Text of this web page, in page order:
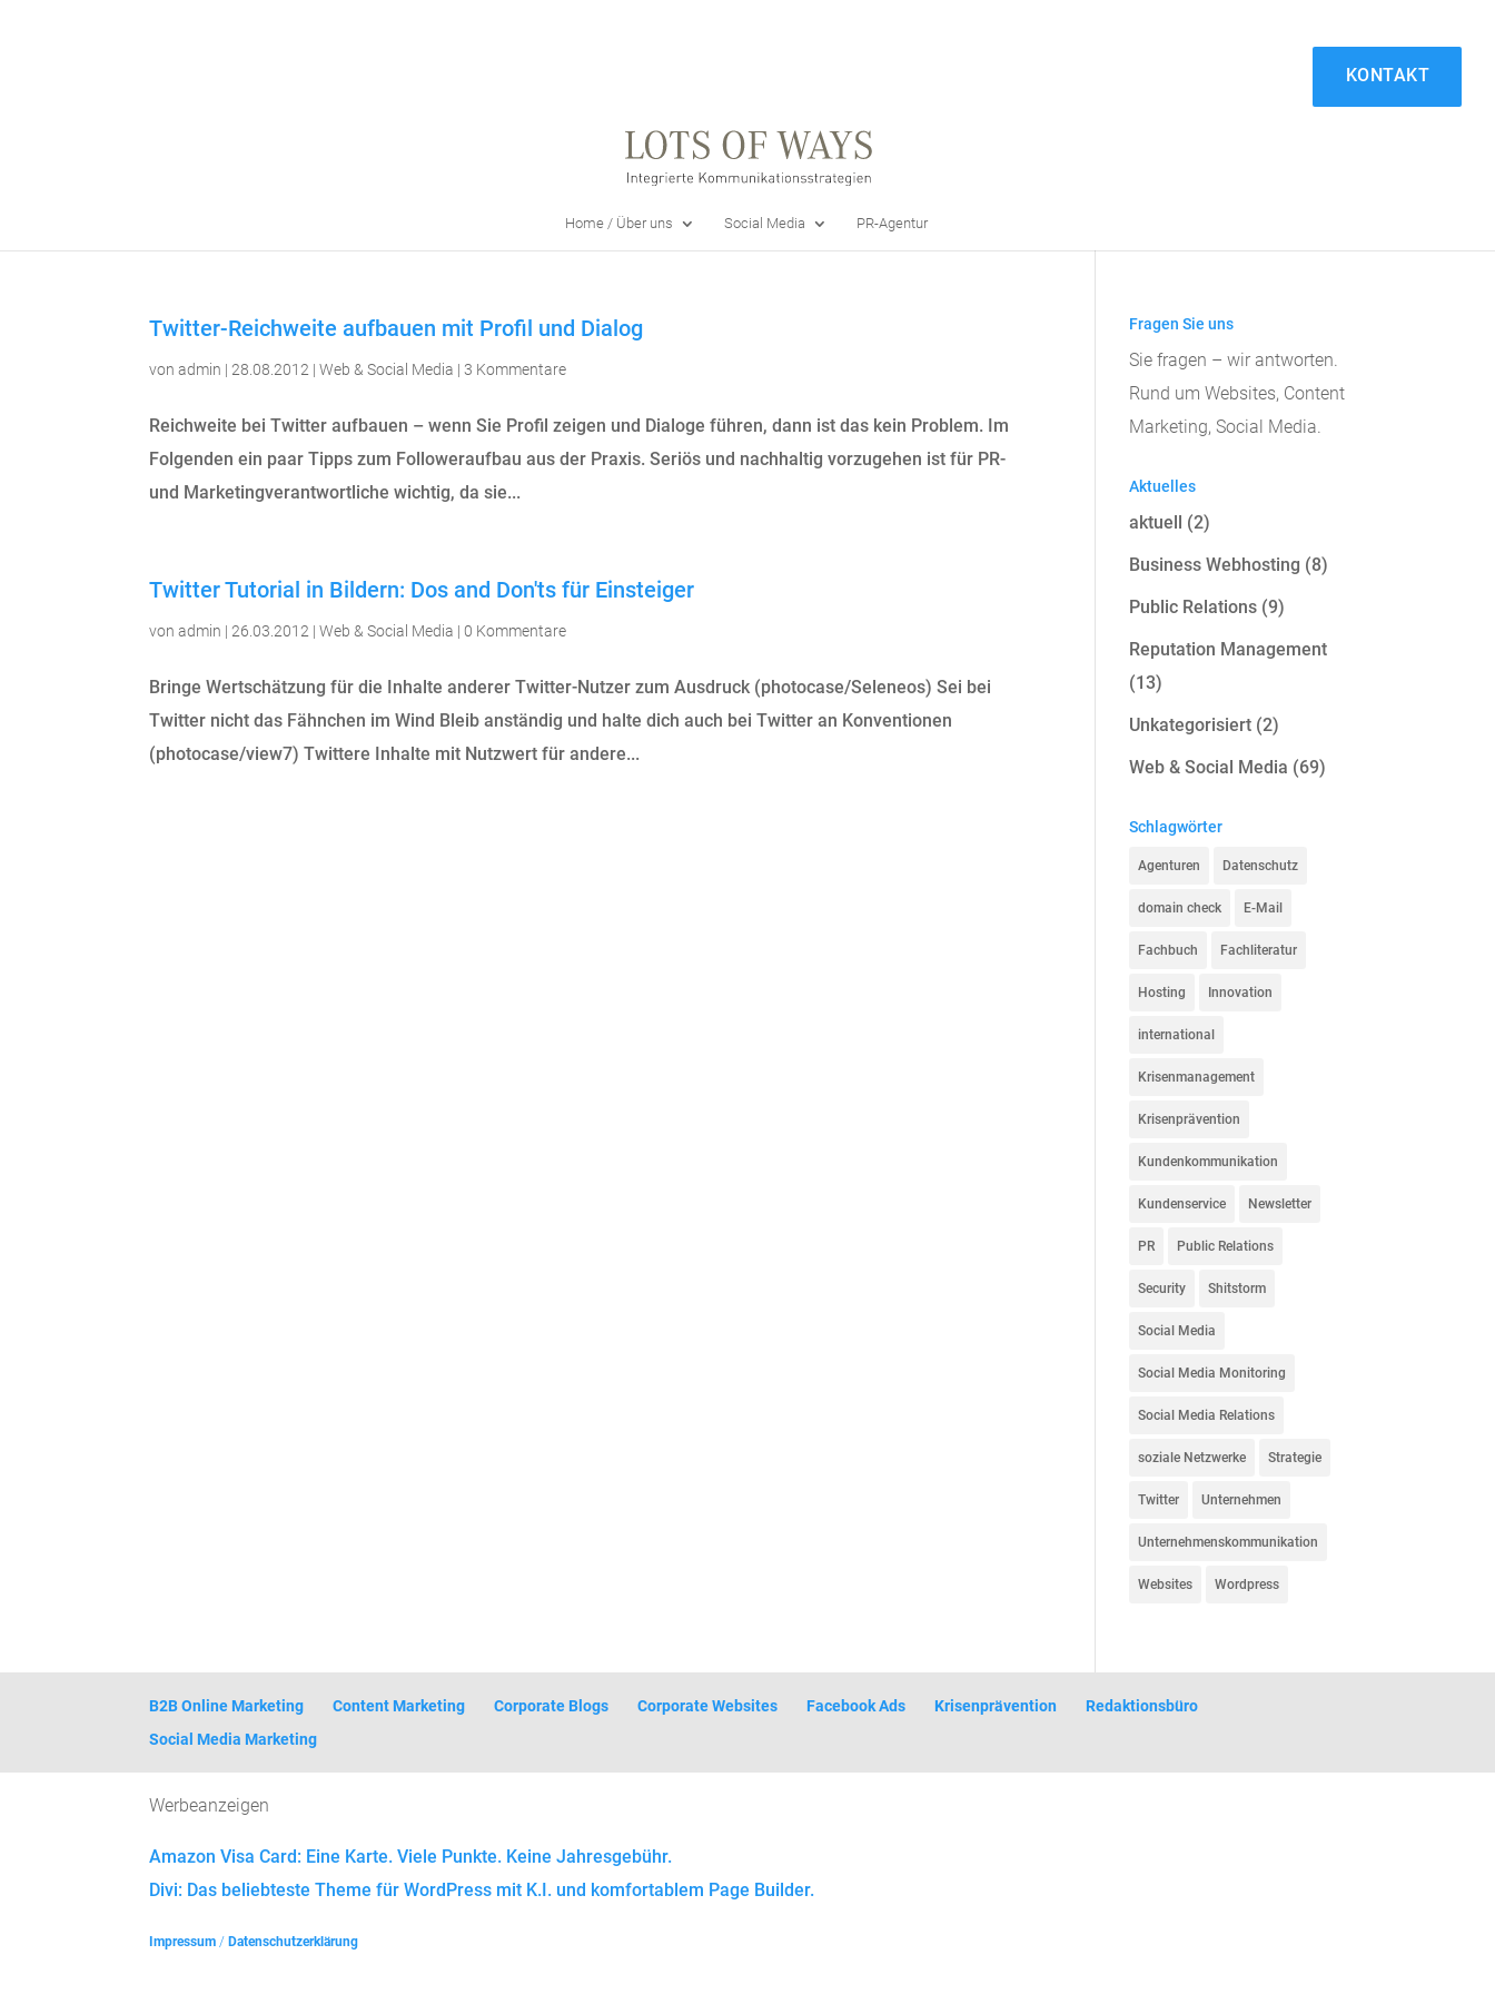
KONTAKT
Home / Über uns Social Media PR-Agentur
Twitter-Reichweite aufbauen mit Profil und Dialog
vonadmin | 28.08.2012 |Web & Social Media |3 Kommentare
Reichweite bei Twitter aufbauen – wenn Sie Profil zeigen und Dialoge führen, dann ist das kein Problem. Im
Folgenden ein paar Tipps zum Followeraufbau aus der Praxis. Seriös und nachhaltig vorzugehen ist für PR-
und Marketingverantwortliche wichtig, da sie...
Twitter Tutorial in Bildern: Dos and Don'ts für Einsteiger
vonadmin | 26.03.2012 |Web & Social Media |0 Kommentare
Bringe Wertschätzung für die Inhalte anderer Twitter-Nutzer zum Ausdruck (photocase/Seleneos) Sei bei
Twitter nicht das Fähnchen im Wind Bleib anständig und halte dich auch bei Twitter an Konventionen
(photocase/view7) Twittere Inhalte mit Nutzwert für andere...
Fragen Sie uns
Sie fragen – wir antworten.
Rund um Websites, Content
Marketing, Social Media.
Aktuelles
aktuell (2)
Business Webhosting (8)
Public Relations (9)
Reputation Management
(13)
Unkategorisiert (2)
Web & Social Media (69)
Schlagwörter
Agenturen Datenschutz
domain check E-Mail
Fachbuch Fachliteratur
Hosting Innovation
international
Krisenmanagement
Krisenprävention
Kundenkommunikation
Kundenservice Newsletter
PR Public Relations
Security Shitstorm
Social Media
Social Media Monitoring
Social Media Relations
soziale Netzwerke Strategie
Twitter Unternehmen
Unternehmenskommunikation
Websites Wordpress
B2B Online Marketing Content Marketing Corporate Blogs Corporate Websites Facebook Ads Krisenprävention
Redaktionsbüro
Social Media Marketing
Werbeanzeigen
Amazon Visa Card: Eine Karte. Viele Punkte. Keine Jahresgebühr.
Divi: Das beliebteste Theme für WordPress mit K.I. und komfortablem Page Builder.
Impressum /Datenschutzerklärung